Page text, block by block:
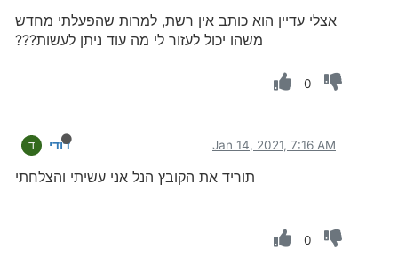
אצלי עדיין הוא כותב אין רשת, למרות שהפעלתי מחדש
משהו יכול לעזור לי מה עוד ניתן לעשות???
0
ד דודי Jan 14, 2021, 7:16 AM
תוריד את הקובץ הנל אני עשיתי והצלחתי
0